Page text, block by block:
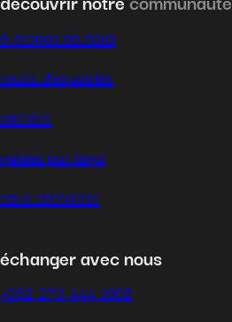
à propos de nous
récits d’expatriés
carrière
guides par pays
nous contacter
échanger avec nous
+352 270 444 1002